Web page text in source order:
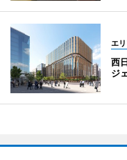
エ
西
ジ